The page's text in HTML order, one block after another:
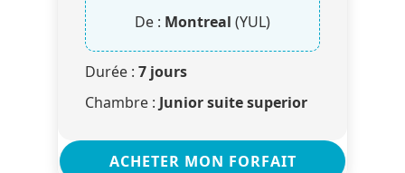
De : Montreal (YUL)
Durée : 7 jours
Chambre : Junior suite superior
ACHETER MON FORFAIT